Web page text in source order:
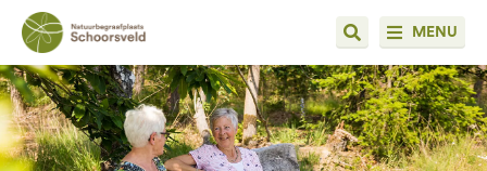
MENU